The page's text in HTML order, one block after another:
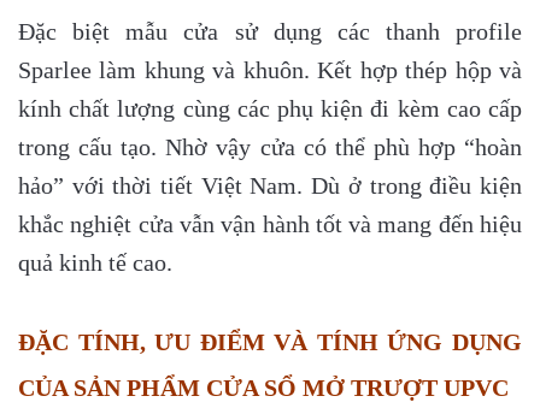
Đặc biệt mẫu cửa sử dụng các thanh profile
Sparlee làm khung và khuôn. Kết hợp thép hộp và
kính chất lượng cùng các phụ kiện đi kèm cao cấp
trong cấu tạo. Nhờ vậy cửa có thể phù hợp “hoàn
hảo” với thời tiết Việt Nam. Dù ở trong điều kiện
khắc nghiệt cửa vẫn vận hành tốt và mang đến hiệu
quả kinh tế cao.
ĐẶC TÍNH, ƯU ĐIỂM VÀ TÍNH ỨNG DỤNG
CỦA SẢN PHẨM CỬA SỔ MỞ TRƯỢT UPVC